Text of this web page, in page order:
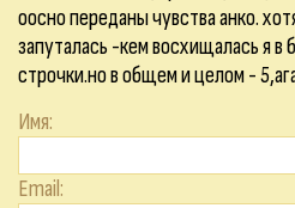
оосно переданы чувства анко.
запуталась -кем восхищалась я в
строчки.но в общем и целом -
Имя:
Email: